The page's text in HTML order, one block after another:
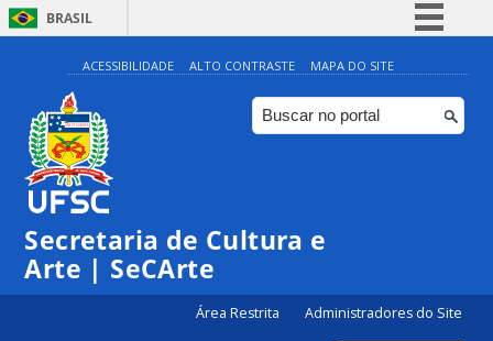
BRASIL
Simplifique!
Comunica BR
Participe
ACESSIBILIDADE ALTO CONTRASTE MAPA DO SITE
Secretaria de Cultura e
Arte | SeCArte
Área Restrita Administradores do Site
0:00
1:00